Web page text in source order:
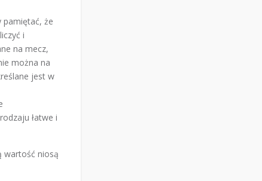
pamiętać, że
i
na mecz,
można na
jest w
łatwe i
wartość niosą